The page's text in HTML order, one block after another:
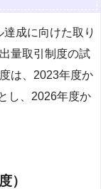
成に向けた取り
量取引制度の試
は、2023年度か
し、2026年度か
）